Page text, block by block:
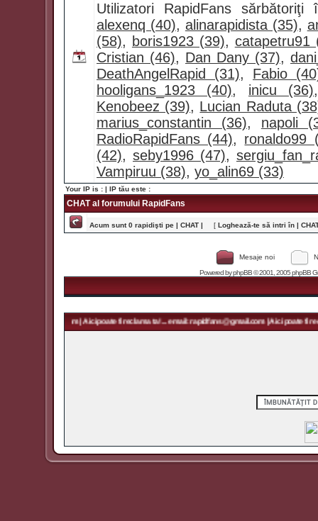
Utilizatori RapidFans
alexenq (40), alinarapidista (35),
(58), boris1923 (39), catapetru91
Cristian (46), Dan Dany (37),
DeathAngelRapid (31), Fabio
hooligans_1923 (40), inicu (36)
Kenobeez (39), Lucian Raduta
marius_constantin (36), napoli
RadioRapidFans (44), ronaldo99
(42), seby1996 (47),
Vampiruu (38), yo_alin69 (33)
Your IP is : | IP tău este :
CHAT al forumului RapidFans
Acum sunt 0 rapidişti pe | CHAT | [ Loghează-te să intri în |
Mesaje noi
Powered byphpBB© 2001, 2005 phpBB
| Aici poate fi reclama ta! ... email: rapidfans@gmail.com | Aici poate fi